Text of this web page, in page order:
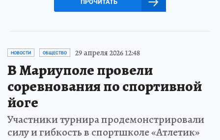
ПРОЧИТАТЬ
НОВОСТИ ОБЩЕСТВО 29 апреля 2026 12:48
В Мариуполе провели
соревнования по спортивной
йоге
Участники турнира продемонстрировали
силу и гибкость в спортшколе «Атлетик»